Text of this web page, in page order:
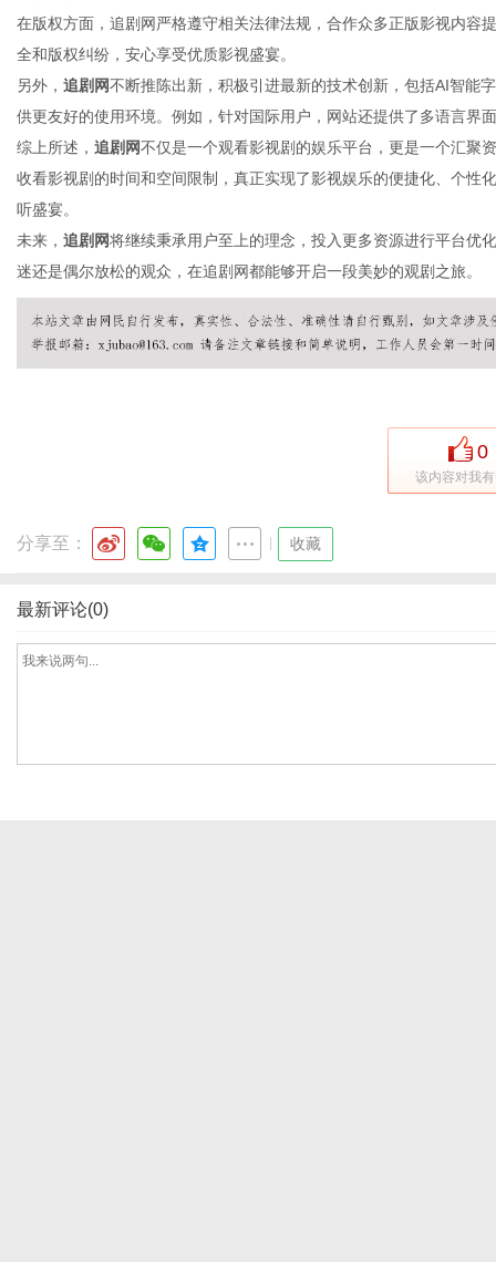
在版权方面，追剧网严格遵守相关法律法规，合作众多正版影视内容
全和版权纠纷，安心享受优质影视盛宴。
另外， 追剧网不断推陈出新，积极引进最新的技术创新，包括AI智能
供更友好的使用环境。例如，针对国际用户，网站还提供了多语言界
综上所述， 追剧网不仅是一个观看影视剧的娱乐平台，更是一个汇聚
收看影视剧的时间和空间限制，真正实现了影视娱乐的便捷化、个性
听盛宴。
未来， 追剧网将继续秉承用户至上的理念，投入更多资源进行平台优
迷还是偶尔放松的观众，在追剧网都能够开启一段美妙的观剧之旅。
0
该内容对我
分享至： 收藏
最新评论(0)